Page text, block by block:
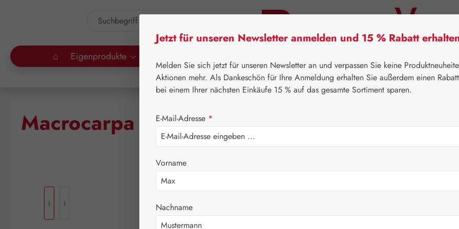
⌂ Eigenprodukte
⌂ Leitner Lifecare Blütenessenzen Australian Bush Flowers
Macrocarpa Tropfen
Regulärer
18,00
Inhalt:0.015
Jetzt für unseren Newsletter anmelden und 15 % Rabatt
Melden Sie sich jetzt für unseren Newsletter an und verpassen Sie keine
Aktionen mehr. Als Dankeschön für Ihre Anmeldung erhalten Sie außerdem einen
bei einem Ihrer nächsten Einkäufe 15 % auf das gesamte Sortiment sparen.
E-Mail-Adresse *
Vorname
Nachname